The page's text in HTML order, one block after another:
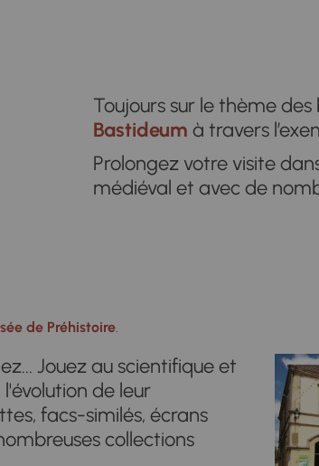
Toujours sur le thème
Bastideum à travers
Prolongez votre visite
médiéval et avec de
de Préhistoire.
Jouez au scientifique et
de leur
facs-similés, écrans
collections